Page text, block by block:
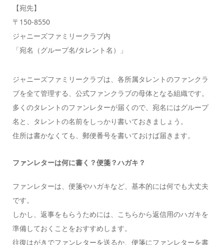
【宛先】
〒150-8550
ジャニーズファミリークラブ内
「宛名（グループ名/タレント名）」
ジャニーズファミリークラブは、各所属タレントのファンクラ
ブを全て管理する、公式ファンクラブの母体となる組織です。
多くのタレントのファンレターが届くので、宛名にはグループ
名と、タレントの名前をしっかり書いておきましょう。
住所は書かなくても、郵便番号を書いておけば届きます。
ファンレターは何に書く？便箋？ハガキ？
ファンレターは、便箋やハガキなど、基本的には何でも大丈夫
です。
しかし、返事をもらうためには、こちらから返信用のハガキを
準備しておくことをおすすめします。
往復はがきでファンレターを送るか、便箋にファンレターを書